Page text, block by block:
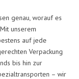
genau, worauf es
unserem
auf jede
Verpackung
bis hin zur
– wir